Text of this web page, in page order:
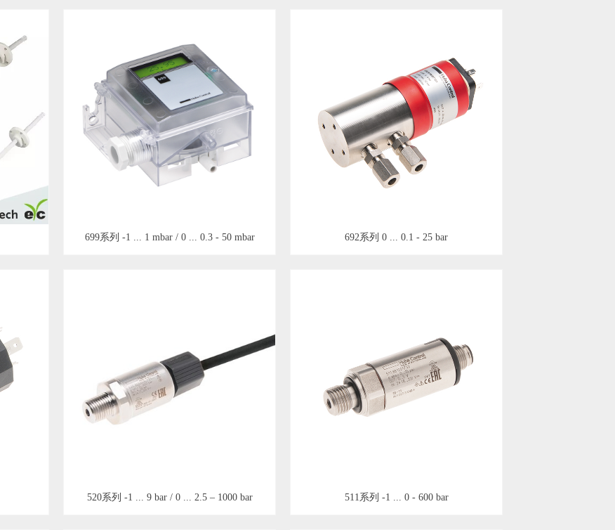
699系列 -1 ... 1 mbar / 0 ... 0.3 - 50 mbar 692系列 0 ... 0.1 - 25 bar
520系列 -1 ... 9 bar / 0 ... 2.5 – 1000 bar 511系列 -1 ... 0 - 600 bar